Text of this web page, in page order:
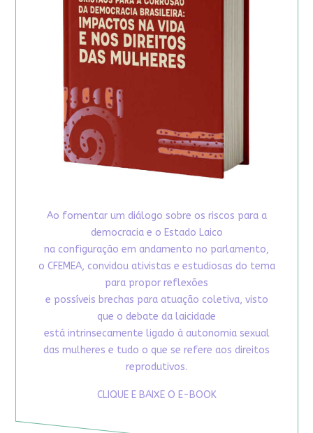
Ao fomentar um diálogo sobre os riscos para a
democracia e o Estado Laico
na configuração em andamento no parlamento,
o CFEMEA, convidou ativistas e estudiosas do tema
para propor reflexões
e possíveis brechas para atuação coletiva, visto
que o debate da laicidade
está intrinsecamente ligado à autonomia sexual
das mulheres e tudo o que se refere aos direitos
reprodutivos.
CLIQUE E BAIXE O E-BOOK